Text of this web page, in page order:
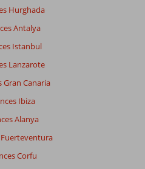
Hurghada
Antalya
Istanbul
Lanzarote
Gran Canaria
Ibiza
Alanya
Fuerteventura
Corfu